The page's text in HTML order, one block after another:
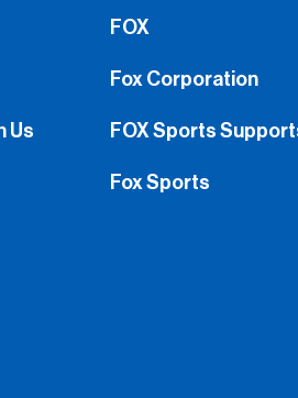
FOX Sports Supports
Fox Sports